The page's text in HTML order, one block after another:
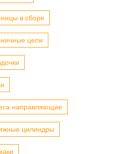
в сборе
цепи
направляющие
цилиндры